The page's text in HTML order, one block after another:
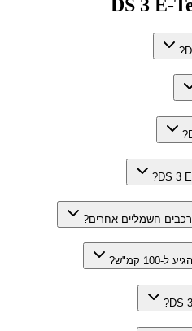
DS 3 E-